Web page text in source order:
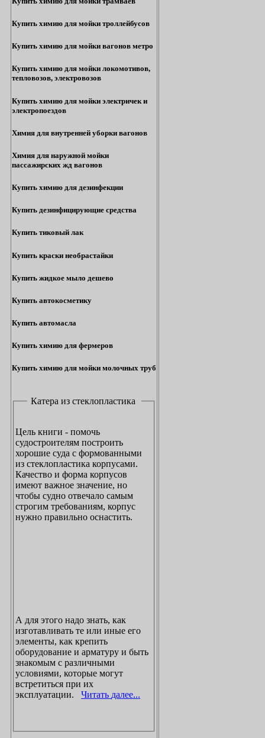
Купить химию для мойки троллейбусов
Купить химию для мойки вагонов метро
Купить химию для мойки локомотивов,
тепловозов, электровозов
Купить химию для мойки электричек и
электропоездов
Химия для внутренней уборки вагонов
Химия для наружной мойки
пассажирских жд вагонов
Купить химию для дезинфекции
Купить дезинфицирующие средства
Купить тиковый лак
Купить краски необрастайки
Купить жидкое мыло дешево
Купить автокосметику
Купить автомасла
Купить химию для фермеров
Купить химию для мойки молочных труб
Катера из стеклопластика
Цель книги - помочь
судостроителям построить
хорошие суда с формованными
из стеклопластика корпусами.
Качество и форма корпусов
имеют важное значение, но
чтобы судно отвечало самым
строгим требованиям, корпус
нужно правильно оснастить.
А для этого надо знать, как
изготавливать те или иные его
элементы, как крепить
оборудование и арматуру и быть
знакомым с различными
условиями, которые могут
встретиться при их
эксплуатации.
Читать далее...